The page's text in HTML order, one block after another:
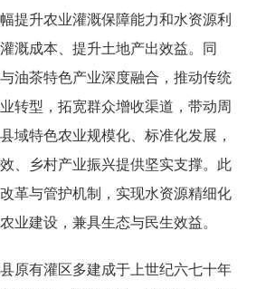
提升农业灌溉保障能力和水资源利
溉成本、提升土地产出效益。同
油茶特色产业深度融合，推动传统
转型，拓宽群众增收渠道，带动周
域特色农业规模化、标准化发展，
、乡村产业振兴提供坚实支撑。此
革与管护机制，实现水资源精细化
业建设，兼具生态与民生效益。
原有灌区多建成于上世纪六七十年